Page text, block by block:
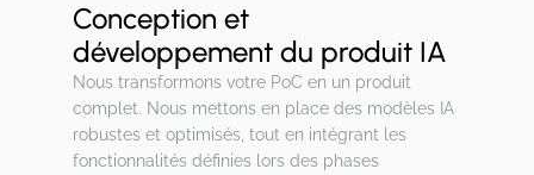
Conception et
développement du produit IA
Nous transformons votre PoC en un produit
complet. Nous mettons en place des modèles IA
robustes et optimisés, tout en intégrant les
fonctionnalités définies lors des phases